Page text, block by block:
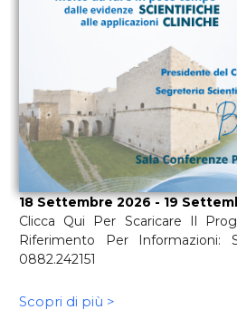
18 Settembre 2026 - 19
Clicca Qui Per Scaricare Il
Riferimento Per Informazioni:
0882.242151
Scopri di più >